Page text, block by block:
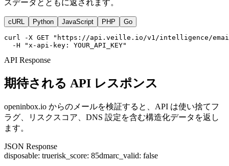
スデータとともに返されます。
cURL Python JavaScript PHP Go
curl -X GET "https://api.veille.io/v1/intelligence/
  -H "x-api-key: YOUR_API_KEY"
API Response
期待される API レスポンス
openinbox.io からのメールを検証すると、API は使い捨てフ
ラグ、リスクスコア、DNS 設定を含む構造化データを返し
ます。
JSON Response
disposable: truerisk_score: 85dmarc_valid: false